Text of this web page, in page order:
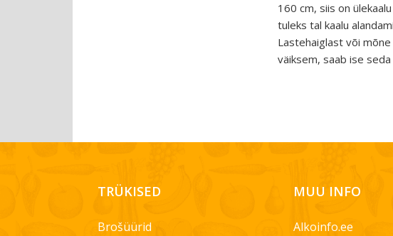
160 cm, siis on
tuleks tal kaalu
Lastehaiglast või
väiksem, saab ise
TRÜKISED
Brošüürid
MUU INFO
Alkoinfo.ee